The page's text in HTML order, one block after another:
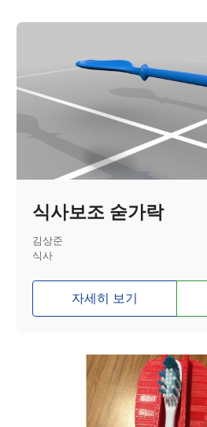
식사보조 숟가락
김상준
식사
자세히 보기